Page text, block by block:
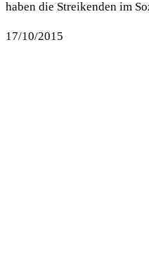
haben die Streikenden im
17/10/2015